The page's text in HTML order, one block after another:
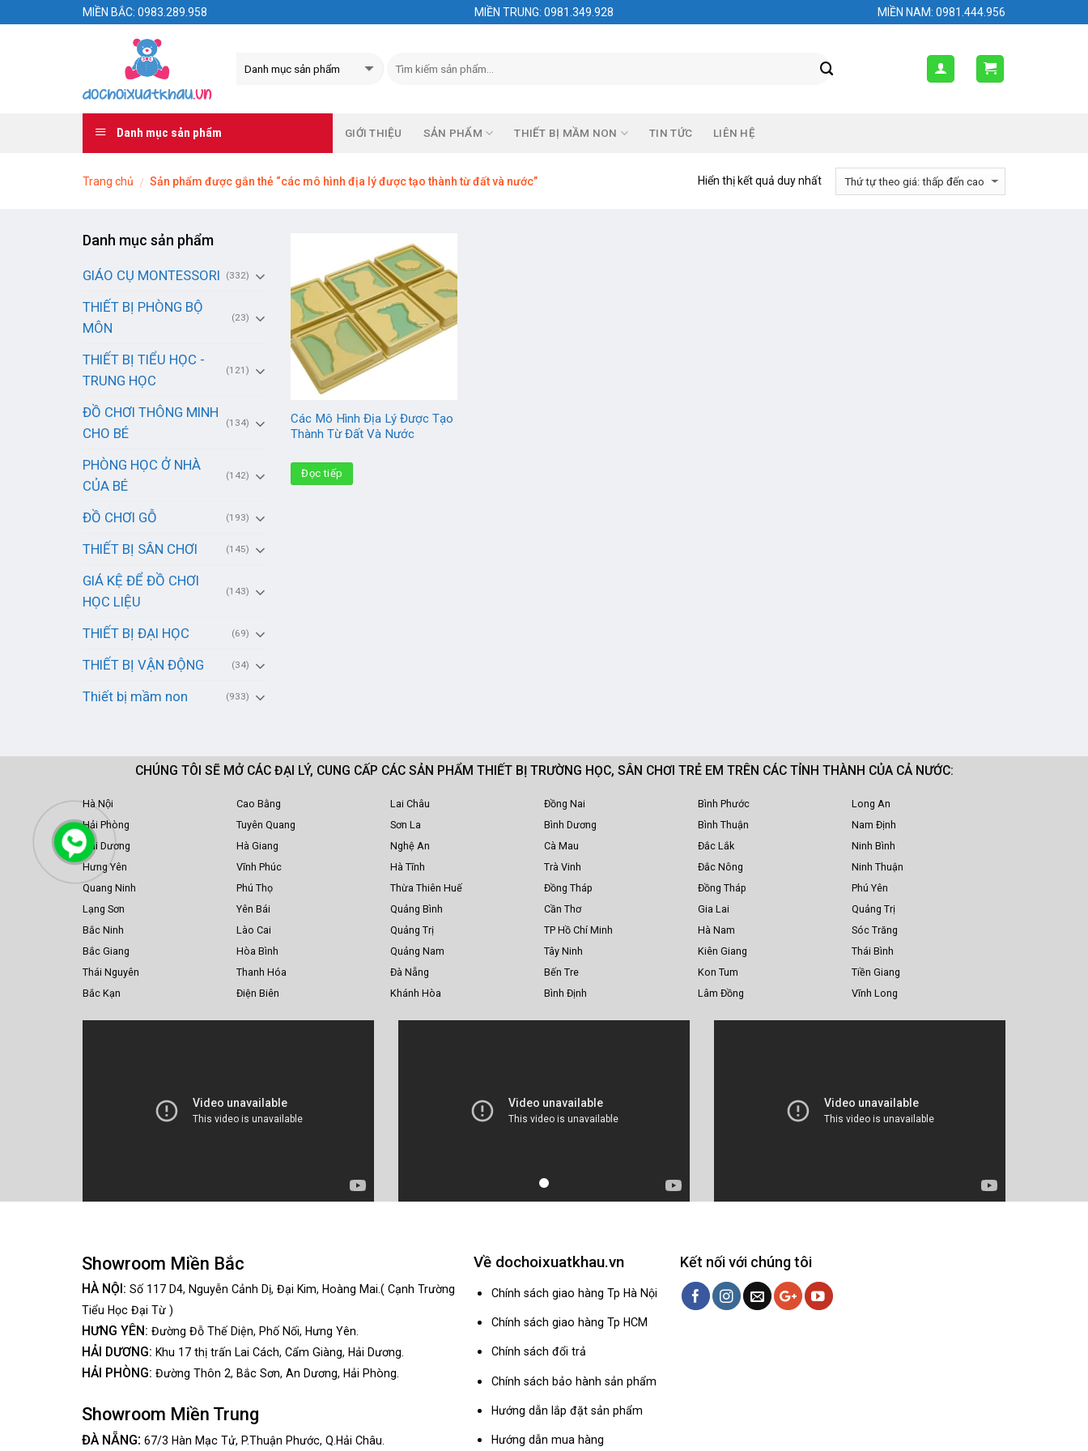
MIỀN BẮC: 0983.289.958 MIỀN TRUNG: 0981.349.928 MIỀN NAM: 0981.444.956
Danh mục sản phẩm GIỚI THIỆU SẢN PHẨM THIẾT BỊ MẦM NON TIN TỨC LIÊN HỆ
Trang chủ / Sản phẩm được gắn thẻ “các mô hình địa lý được tạo thành từ đất và nước” Hiển thị kết quả duy nhất
Danh mục sản phẩm
GIÁO CỤ MONTESSORI (332)
THIẾT BỊ PHÒNG BỘ
MÔN
(23)
THIẾT BỊ TIỂU HỌC -
TRUNG HỌC
(121)
ĐỒ CHƠI THÔNG MINH
CHO BÉ
(134)
PHÒNG HỌC Ở NHÀ
CỦA BÉ
(142)
ĐỒ CHƠI GỖ (193)
THIẾT BỊ SÂN CHƠI (145)
GIÁ KỆ ĐỂ ĐỒ CHƠI
HỌC LIỆU
(143)
THIẾT BỊ ĐẠI HỌC (69)
THIẾT BỊ VẬN ĐỘNG (34)
Thiết bị mầm non (933)
Các Mô Hình Địa Lý Được Tạo
Thành Từ Đất Và Nước
Đọc tiếp
CHÚNG TÔI SẼ MỞ CÁC ĐẠI LÝ, CUNG CẤP CÁC SẢN PHẨM THIẾT BỊ TRƯỜNG HỌC, SÂN CHƠI TRẺ EM TRÊN CÁC TỈNH THÀNH CỦA CẢ NƯỚC:
Hà Nội
Hải Phòng
Hải Dương
Hưng Yên
Quang Ninh
Lạng Sơn
Bắc Ninh
Bắc Giang
Thái Nguyên
Bắc Kạn
Cao Bằng
Tuyên Quang
Hà Giang
Vĩnh Phúc
Phú Thọ
Yên Bái
Lào Cai
Hòa Bình
Thanh Hóa
Điện Biên
Lai Châu
Sơn La
Nghệ An
Hà Tĩnh
Thừa Thiên Huế
Quảng Bình
Quảng Trị
Quảng Nam
Đà Nẵng
Khánh Hòa
Đồng Nai
Bình Dương
Cà Mau
Trà Vinh
Đồng Tháp
Cần Thơ
TP Hồ Chí Minh
Tây Ninh
Bến Tre
Bình Định
Bình Phước
Bình Thuận
Đắc Lắk
Đắc Nông
Đồng Tháp
Gia Lai
Hà Nam
Kiên Giang
Kon Tum
Lâm Đồng
Long An
Nam Định
Ninh Bình
Ninh Thuận
Phú Yên
Quảng Trị
Sóc Trăng
Thái Bình
Tiền Giang
Vĩnh Long
Showroom Miền Bắc
HÀ NỘI: Số 117 D4, Nguyễn Cảnh Dị, Đại Kim, Hoàng Mai.( Cạnh Trường
Tiểu Học Đại Từ )
HƯNG YÊN: Đường Đỗ Thế Diện, Phố Nối, Hưng Yên.
HẢI DƯƠNG: Khu 17 thị trấn Lai Cách, Cẩm Giàng, Hải Dương.
HẢI PHÒNG: Đường Thôn 2, Bắc Sơn, An Dương, Hải Phòng.
Showroom Miền Trung
ĐÀ NẴNG: 67/3 Hàn Mạc Tử, P.Thuận Phước, Q.Hải Châu.
Về dochoixuatkhau.vn
Chính sách giao hàng Tp Hà Nội
Chính sách giao hàng Tp HCM
Chính sách đổi trả
Chính sách bảo hành sản phẩm
Hướng dẫn lắp đặt sản phẩm
Hướng dẫn mua hàng
Kết nối với chúng tôi